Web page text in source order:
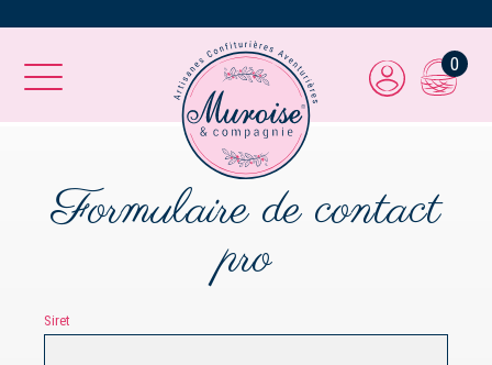
0
Formulaire de contact
pro
Siret